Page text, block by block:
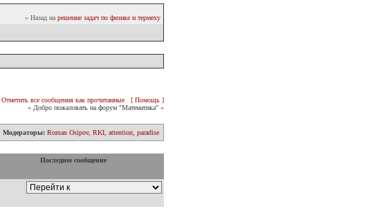
» Назад на решение задач по физике и термеху
Отметить все сообщения как прочитанные
[ Помощь ]
» Добро пожаловать на форум "Математика" «
Модераторы: Roman Osipov, RKI attention paradise
Последнее сообщение